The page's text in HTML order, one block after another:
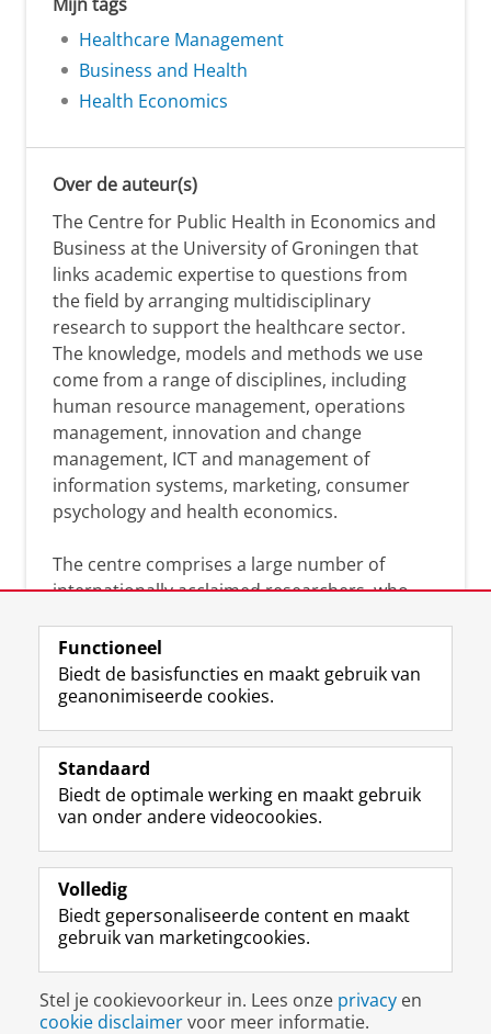
Healthcare Management
Business and Health
Health Economics
Over de auteur(s)
The Centre for Public Health in Economics and
Business at the University of Groningen that
links academic expertise to questions from
the field by arranging multidisciplinary
research to support the healthcare sector.
The knowledge, models and methods we use
come from a range of disciplines, including
human resource management, operations
management, innovation and change
management, ICT and management of
information systems, marketing, consumer
psychology and health economics.
The centre comprises a large number of
internationally acclaimed researchers, who
strategies that will benefit your organisation.
Together we will search for academic
evidence-based answers to your practice-
i
d
I
Disclaimer & Copyright
Inloggen
Functioneel
Biedt de basisfuncties en maakt gebruik van
geanonimiseerde cookies.
Standaard
Biedt de optimale werking en maakt gebruik
van onder andere videocookies.
Volledig
Biedt gepersonaliseerde content en maakt
gebruik van marketingcookies.
Stel je cookievoorkeur in. Lees onze privacy en
cookie disclaimervoor meer informatie.